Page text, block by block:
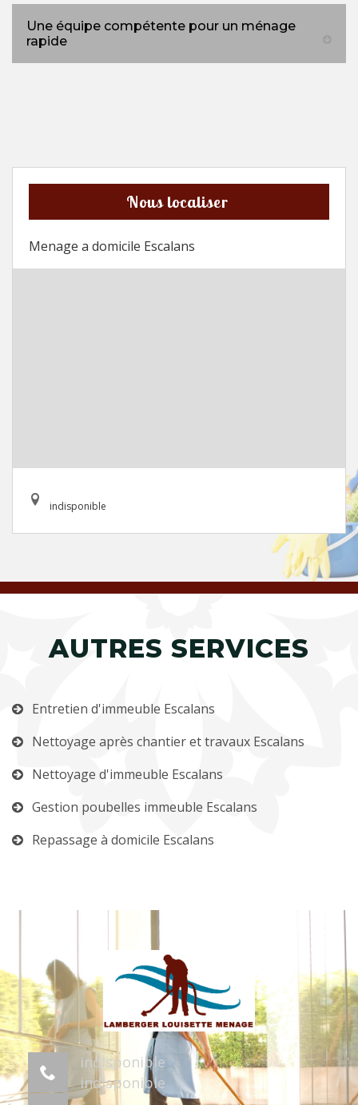
Une équipe compétente pour un ménage
rapide
Nous localiser
Menage a domicile Escalans
indisponible
AUTRES SERVICES
Entretien d'immeuble Escalans
Nettoyage après chantier et travaux Escalans
Nettoyage d'immeuble Escalans
Gestion poubelles immeuble Escalans
Repassage à domicile Escalans
indisponible
indisponible